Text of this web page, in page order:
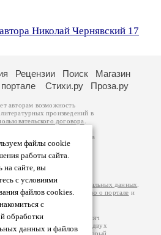
Николай Чернявский 17
файлы cookie
работы сайта.
на сайте, вы
с условиями
файлов cookies.
с
обработки
данных и файлов
Рецензии Поиск
Магазин
Стихи.ру Проза.ру
авторам возможность
произведений в
договора
принадлежат авторам
произведений возможна
к которому вы можете
Ответственность за
самостоятельно на
изаконодательства
Политики обработки персональных данных
более подробнуюинформацию о портале и
Стихи.ру – порядка 200 тысяч
сумме просматривают более двух
посещаемости, который